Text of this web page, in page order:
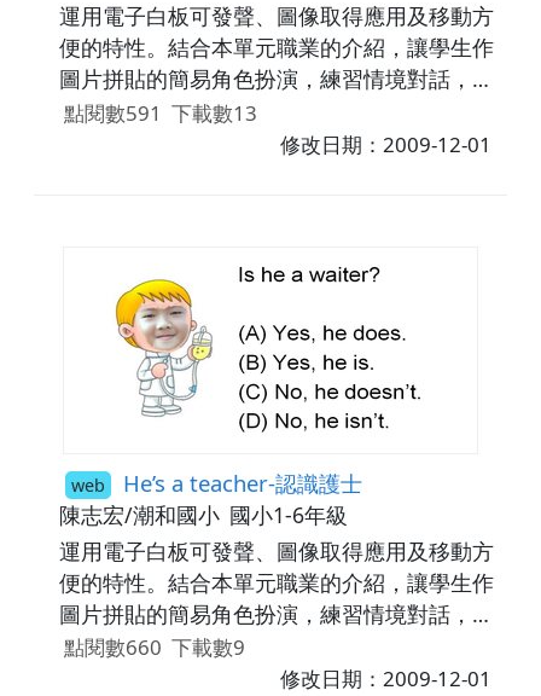
運用電子白板可發聲、圖像取得應用及移動方
便的特性。結合本單元職業的介紹，讓學生作
圖片拼貼的簡易角色扮演，練習情境對話，增
進學習的興趣。
點閱數591 下載數13
修改日期：2009-12-01
web He’s a teacher-認識護士
陳志宏/潮和國小 國小1-6年級
運用電子白板可發聲、圖像取得應用及移動方
便的特性。結合本單元職業的介紹，讓學生作
圖片拼貼的簡易角色扮演，練習情境對話，增
進學習的興趣。
點閱數660 下載數9
修改日期：2009-12-01